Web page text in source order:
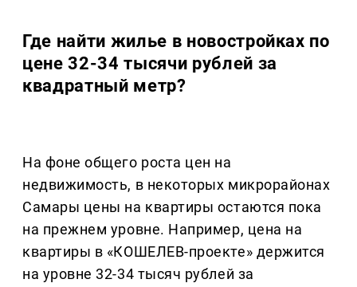
Где найти жилье в новостройках по
цене 32-34 тысячи рублей за
квадратный метр?
На фоне общего роста цен на
недвижимость, в некоторых микрорайонах
Самары цены на квартиры остаются пока
на прежнем уровне. Например, цена на
квартиры в «КОШЕЛЕВ-проекте» держится
на уровне 32-34 тысяч рублей за